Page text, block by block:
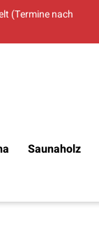
(Termine nach
Saunaholz